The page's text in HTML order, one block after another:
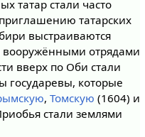
татар стали часто
татарских
выстраиваются
вооружёнными отрядами
вверх по Оби стали
государевы, которые
, Томскую (1604) и
стали землями